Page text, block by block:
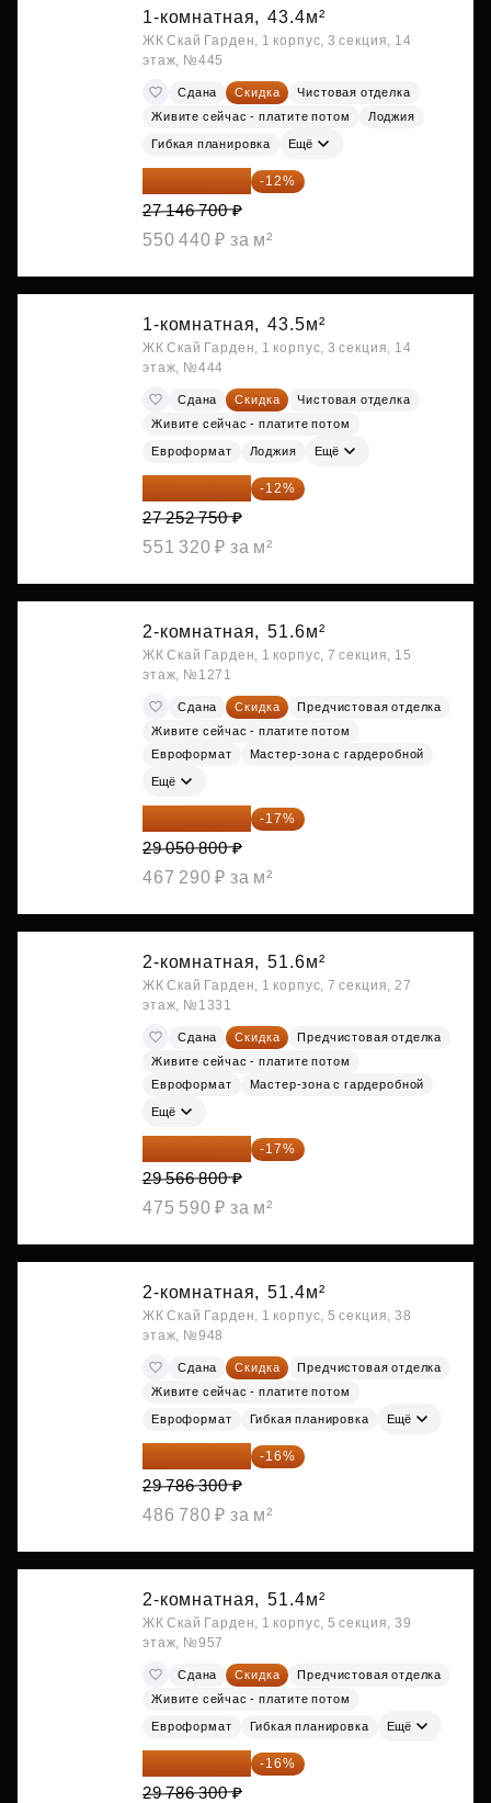
1-комнатная, 43.4м²
ЖК Скай Гарден, 1 корпус, 3 секция, 14
этаж, №445
Сдана Скидка
Чистовая отделка
Живите сейчас - платите потом
Лоджия
Гибкая планировка Ещё
23 889 096 ₽ -12%
27 146 700 ₽
550 440 ₽ за м²
1-комнатная, 43.5м²
ЖК Скай Гарден, 1 корпус, 3 секция, 14
этаж, №444
Сдана Скидка
Чистовая отделка
Живите сейчас - платите потом
Евроформат Лоджия Ещё
23 982 420 ₽ -12%
27 252 750 ₽
551 320 ₽ за м²
2-комнатная, 51.6м²
ЖК Скай Гарден, 1 корпус, 7 секция, 15
этаж, №1271
Сдана Скидка
Предчистовая отделка
Живите сейчас - платите потом
Евроформат
Мастер-зона с гардеробной
Ещё
24 112 164 ₽ -17%
29 050 800 ₽
467 290 ₽ за м²
2-комнатная, 51.6м²
ЖК Скай Гарден, 1 корпус, 7 секция, 27
этаж, №1331
Сдана Скидка
Предчистовая отделка
Живите сейчас - платите потом
Евроформат
Мастер-зона с гардеробной
Ещё
24 540 444 ₽ -17%
29 566 800 ₽
475 590 ₽ за м²
2-комнатная, 51.4м²
ЖК Скай Гарден, 1 корпус, 5 секция, 38
этаж, №948
Сдана Скидка
Предчистовая отделка
Живите сейчас - платите потом
Евроформат Гибкая планировка Ещё
25 020 492 ₽ -16%
29 786 300 ₽
486 780 ₽ за м²
2-комнатная, 51.4м²
ЖК Скай Гарден, 1 корпус, 5 секция, 39
этаж, №957
Сдана Скидка
Предчистовая отделка
Живите сейчас - платите потом
Евроформат Гибкая планировка Ещё
25 020 492 ₽ -16%
29 786 300 ₽